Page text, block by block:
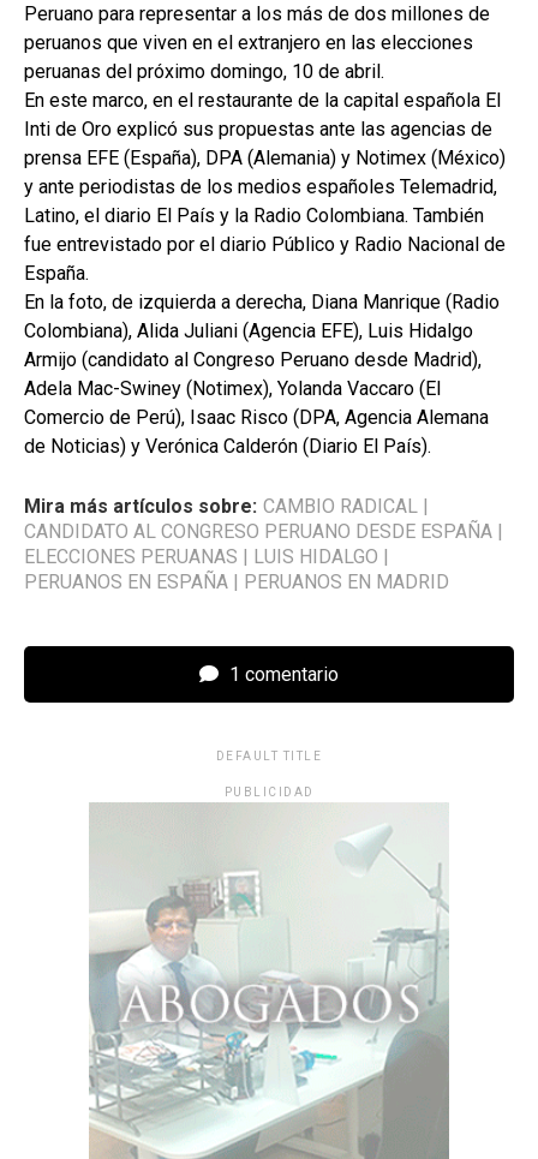
Peruano para representar a los más de dos millones de
peruanos que viven en el extranjero en las elecciones
peruanas del próximo domingo, 10 de abril.
En este marco, en el restaurante de la capital española El
Inti de Oro explicó sus propuestas ante las agencias de
prensa EFE (España), DPA (Alemania) y Notimex (México)
y ante periodistas de los medios españoles Telemadrid,
Latino, el diario El País y la Radio Colombiana. También
fue entrevistado por el diario Público y Radio Nacional de
España.
En la foto, de izquierda a derecha, Diana Manrique (Radio
Colombiana), Alida Juliani (Agencia EFE), Luis Hidalgo
Armijo (candidato al Congreso Peruano desde Madrid),
Adela Mac-Swiney (Notimex), Yolanda Vaccaro (El
Comercio de Perú), Isaac Risco (DPA, Agencia Alemana
de Noticias) y Verónica Calderón (Diario El País).
Mira más artículos sobre: CAMBIO RADICAL
CANDIDATO AL CONGRESO PERUANO DESDE ESPAÑA
ELECCIONES PERUANAS
LUIS HIDALGO
PERUANOS EN ESPAÑA
PERUANOS EN MADRID
1 comentario
DEFAULT TITLE
PUBLICIDAD